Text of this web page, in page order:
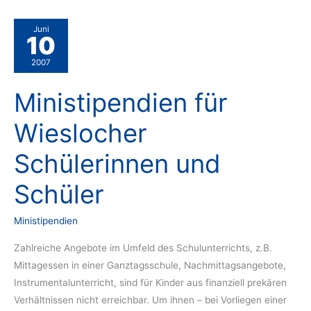
Juni
10
2007
Ministipendien für
Wieslocher
Schülerinnen und
Schüler
Ministipendien
Zahlreiche Angebote im Umfeld des Schulunterrichts, z.B.
Mittagessen in einer Ganztagsschule, Nachmittagsangebote,
Instrumentalunterricht, sind für Kinder aus finanziell prekären
Verhältnissen nicht erreichbar. Um ihnen – bei Vorliegen einer